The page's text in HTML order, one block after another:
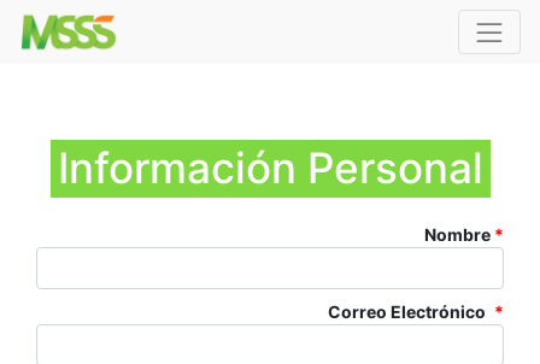
Información Personal
Nombre *
Correo Electrónico *